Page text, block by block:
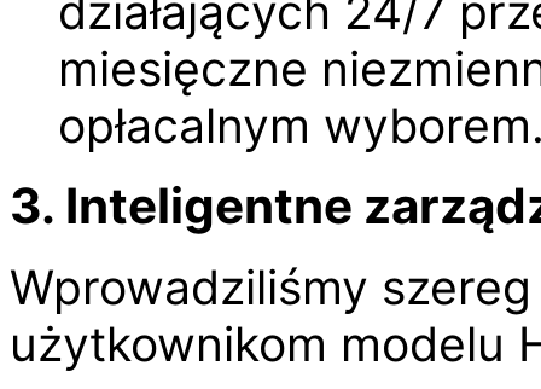
działających 24/7
miesięczne
opłacalnym
3. Inteligentne
Wprowadziliśmy
użytkownikom modelu